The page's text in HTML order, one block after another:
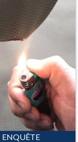
ENQUÊTE